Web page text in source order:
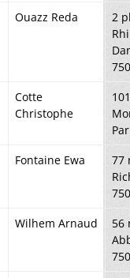
Ouazz Reda
2
Cotte
Christophe
Fontaine Ewa
77
Wilhem Arnaud
56